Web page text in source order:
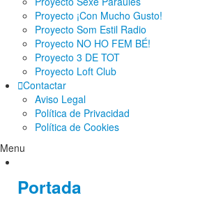
Proyecto ¡Con Mucho Gusto!
Proyecto Som Estil Radio
Proyecto NO HO FEM BÉ!
Proyecto 3 DE TOT
Proyecto Loft Club
Contactar
Aviso Legal
Política de Privacidad
Política de Cookies
Menu
Portada